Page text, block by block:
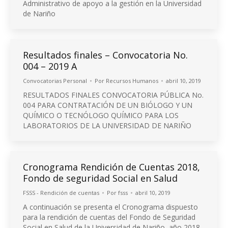
Administrativo de apoyo a la gestión en la Universidad
de Nariño
Resultados finales – Convocatoria No.
004 – 2019 A
Convocatorias Personal Por Recursos Humanos abril 10, 2019
RESULTADOS FINALES CONVOCATORIA PÚBLICA No.
004 PARA CONTRATACIÓN DE UN BIÓLOGO Y UN
QUÍMICO O TECNÓLOGO QUÍMICO PARA LOS
LABORATORIOS DE LA UNIVERSIDAD DE NARIÑO
Cronograma Rendición de Cuentas 2018,
Fondo de seguridad Social en Salud
FSSS - Rendición de cuentas Por fsss abril 10, 2019
A continuación se presenta el Cronograma dispuesto
para la rendición de cuentas del Fondo de Seguridad